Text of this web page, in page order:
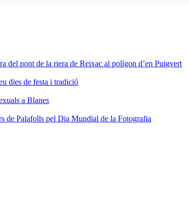
del pont de la riera de Reixac al polígon d’en Puigvert
dies de festa i tradició
a Blanes
de Palafolls pel Dia Mundial de la Fotografia